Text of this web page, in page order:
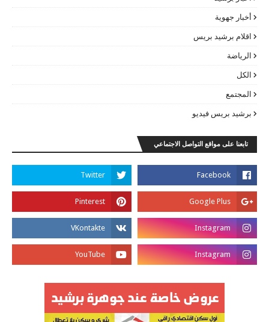
أخبار جهوية
اقلام برشيد بريس
الرياضة
الكل
المجتمع
برشيد بريس فيديو
تابعنا على مواقع التواصل الاجتماعي